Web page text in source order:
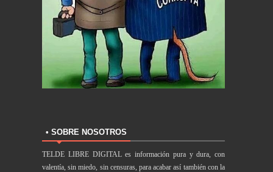
• SOBRE NOSOTROS
TELDE LIBRE DIGITAL es información pura y dura, con
valentía, sin miedo, sin censuras, para acabar así también con la